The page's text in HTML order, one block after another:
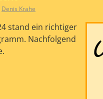
Denis Krahe
stand ein richtiger
Nachfolgend